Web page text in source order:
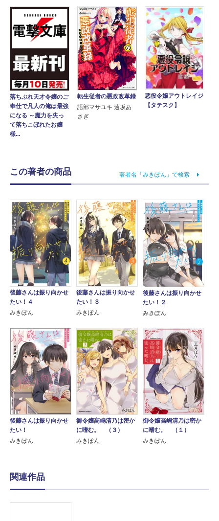
落ちぶれ天才令嬢のご
奉仕で凡人の俺は最強
になる ～魔力を失っ
て落ちこぼれたお嬢
様...
転生従者の悪政改革録
語部マサユキ 遠坂あ
さぎ
悪役令嬢アウトレイジ
【タテスク】
この著者の商品 著者名「みきぽん」で検索
後藤さんは振り向かせ
たい！４
みきぽん
後藤さんは振り向かせ
たい！３
みきぽん
後藤さんは振り向かせ
たい！２
みきぽん
後藤さんは振り向かせ
たい！
みきぽん
御令嬢高嶋清乃は密か
に嗜む。 （３）
みきぽん
御令嬢高嶋清乃は密か
に嗜む。 （１）
みきぽん
関連作品